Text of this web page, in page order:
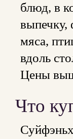
блюд, в
выпечку,
мяса,
вдоль
Цены
Что